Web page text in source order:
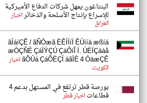
البنتاغون يمهل شركات الدفاع الأميركية
للإسراع بإنتاج الأسلحة والذخائراخبار
العراق
ãÍáíÇÊ / ãÑÓæã ÈÊÌÏíÏ ÊÚííä æßíá
æÒÇÑÉ ÇáÏÝÇÚ ÇáÔíÎ Ï. ÚÈÏÇááå
ãÔÚá ÇáÕÈÇÍ áãÏÉ 4 ÓäæÇÊاخبار
الكويت
بورصة قطر ترتفع في المستهل بدعم 4
قطاعاتاخبار قطر